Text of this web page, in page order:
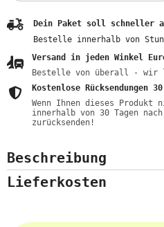
Dein Paket soll schneller
Bestelle innerhalb von
Versand in jeden Winkel
Bestelle von überall - wir
Kostenlose Rücksendungen
Wenn Ihnen dieses
innerhalb von 30 Tagen
zurücksenden!
Beschreibung
Lieferkosten